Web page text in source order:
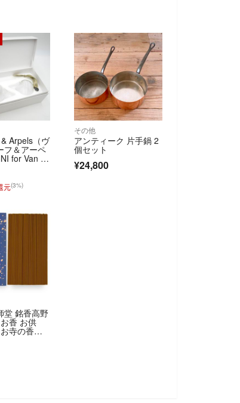
Arpels（ヴ
フ＆アーペ
for Van Cl
ガラス オ
クリア リ
ンテリア 2
古】
元(3%)
その他
アンティーク 片手鍋 2
個セット
¥24,800
堂 銘香高野
香 お供
寺の香
本製 【在